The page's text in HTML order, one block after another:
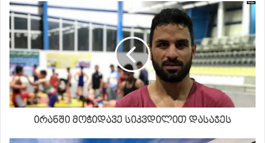
ირანში მოჭიდავე სიკვდილით დასაჯეს